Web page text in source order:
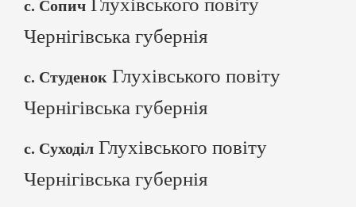
с. Сопич Глухівського повіту
Чернігівська губернія
с. Студенок Глухівського повіту
Чернігівська губернія
с. Суходіл Глухівського повіту
Чернігівська губернія